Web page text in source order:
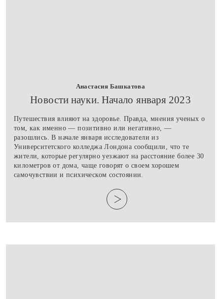
Анастасия Башкатова
Новости науки. Начало января 2023
Путешествия влияют на здоровье. Правда, мнения ученых о
том, как именно — позитивно или негативно, —
разошлись. В начале января исследователи из
Университетского колледжа Лондона сообщили, что те
жители, которые регулярно уезжают на расстояние более 30
километров от дома, чаще говорят о своем хорошем
самочувствии и психическом состоянии.